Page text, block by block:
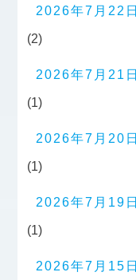
2026年7月22日
(2)
2026年7月21日
(1)
2026年7月20日
(1)
2026年7月19日
(1)
2026年7月15日